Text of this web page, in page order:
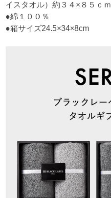
イスタオル）約３４×８５ｃｍ
●綿１００％
●箱サイズ24.5×34×8cm